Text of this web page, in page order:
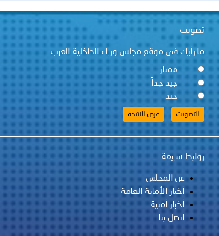
تصويت
ما رأيك في موقع مجلس وزراء الداخلية العرب
ممتاز
جيد جداً
جيد
روابط سريعة
عن المجلس
أخبار الأمانة العامة
أخبار أمنية
اتصل بنا